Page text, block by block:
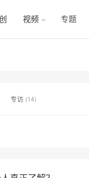
视频 专题
专访 (14)